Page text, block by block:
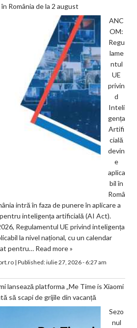
România de la 2 august
ANC
OM:
Regu
lame
ntul
UE
privin
d
Inteli
gența
Artifi
cială
devin
e
aplica
bil în
Româ
intră în faza de punere în aplicare a
inteligența artificială (AI Act).
Regulamentul UE privind inteligența
la nivel național, cu un calendar
pentru… Read more »
| Published:iulie 27, 2026 - 6:27 am
lansează platforma „Me Time is Xiaomi
să scapi de grijile din vacanță
Sezo
nul